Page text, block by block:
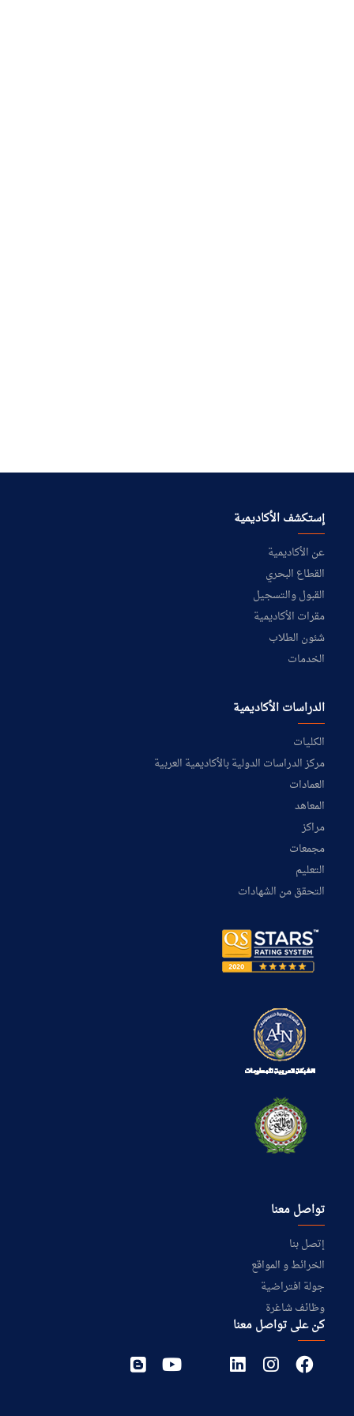
إستكشف الأكاديمية
عن الأكاديمية
القطاع البحري
القبول والتسجيل
مقرات الأكاديمية
شئون الطلاب
الخدمات
الدراسات الأكاديمية
الكليات
مركز الدراسات الدولية بالأكاديمية العربية
العمادات
المعاهد
مراكز
مجمعات
التعليم
التحقق من الشهادات
تواصل معنا
إتصل بنا
الخرائط و المواقع
جولة افتراضية
وظائف شاغرة
كن على تواصل معنا